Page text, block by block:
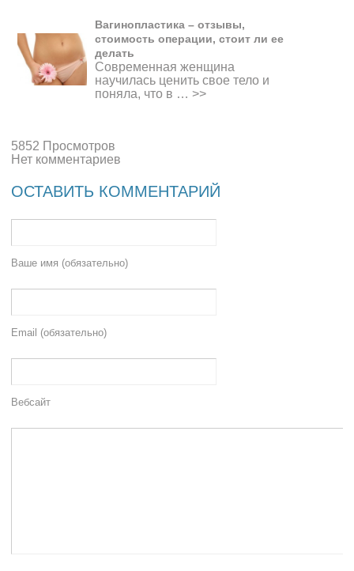
Вагинопластика – отзывы,
стоимость операции, стоит ли ее
делать
Современная женщина
научилась ценить свое тело и
поняла, что в … >>
5852 Просмотров
Нет комментариев
ОСТАВИТЬ КОММЕНТАРИЙ
Ваше имя (обязательно)
Email (обязательно)
Вебсайт